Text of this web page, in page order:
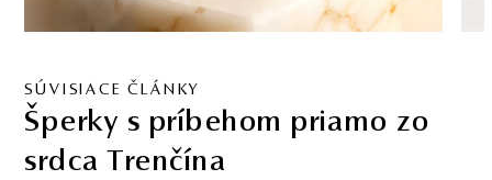
SÚVISIACE ČLÁNKY
Šperky s príbehom priamo zo
srdca Trenčína